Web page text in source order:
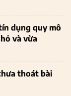
dụng quy mô
và vừa
thoát bài